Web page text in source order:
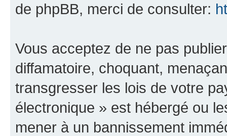
de phpBB, merci de consulter:
Vous acceptez de ne pas
diffamatoire, choquant,
transgresser les lois de votre
électronique » est hébergé ou
mener à un bannissement